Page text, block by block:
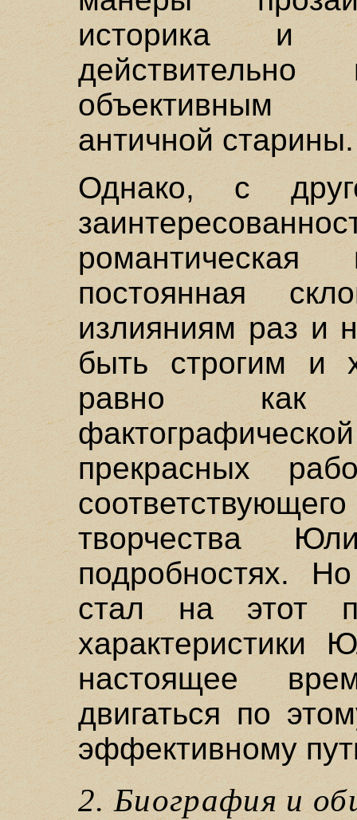
историка и
объективным
античной старины.
Однако, с
романтическая
постоянная
излияниям раз и
быть строгим и
равно как
прекрасных
творчества
подробностях.
стал на этот
характеристики
настоящее
двигаться по
эффективному
2. Биография и